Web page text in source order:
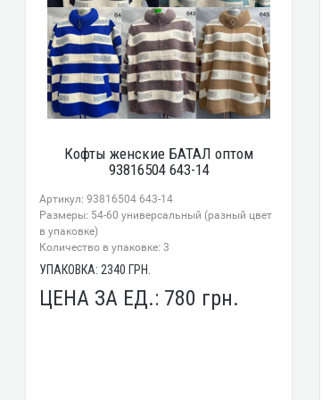
Кофты женские БАТАЛ оптом
93816504 643-14
Артикул: 93816504 643-14
Размеры: 54-60 универсальный (разный цвет
в упаковке)
Количество в упаковке: 3
УПАКОВКА:2340 ГРН.
ЦЕНА ЗА ЕД.: 780 грн.